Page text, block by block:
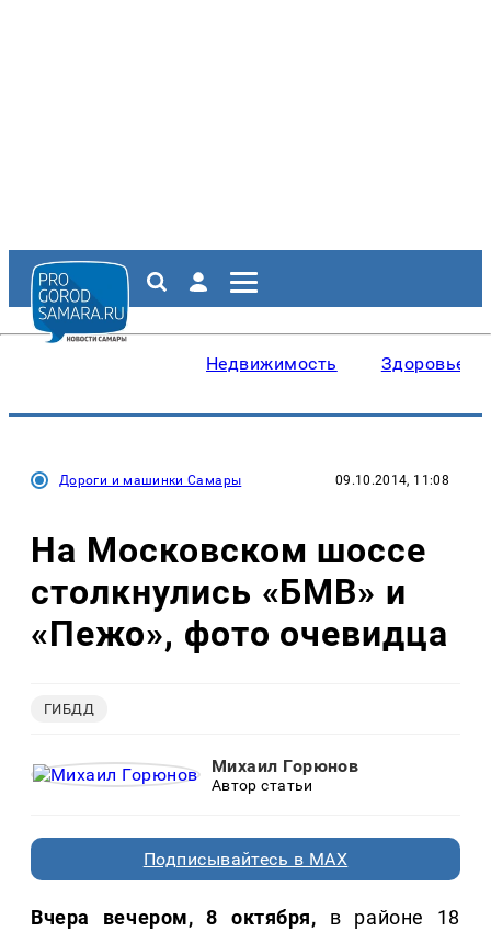
Недвижимость Здоровье
Дороги и машинки Самары 09.10.2014, 11:08
На Московском шоссе
столкнулись «БМВ» и
«Пежо», фото очевидца
ГИБДД
Михаил Горюнов
Автор статьи
Подписывайтесь в MAX
Вчера вечером, 8 октября, в районе 18